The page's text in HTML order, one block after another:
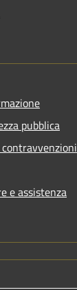
pubblica
e assistenza